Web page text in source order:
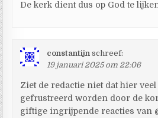
De kerk dient dus op God te
constantijn schreef:
19 januari 2025 om 22:06
Ziet de redactie niet dat hier
gefrustreerd worden door de
giftige ingrijpende reacties van